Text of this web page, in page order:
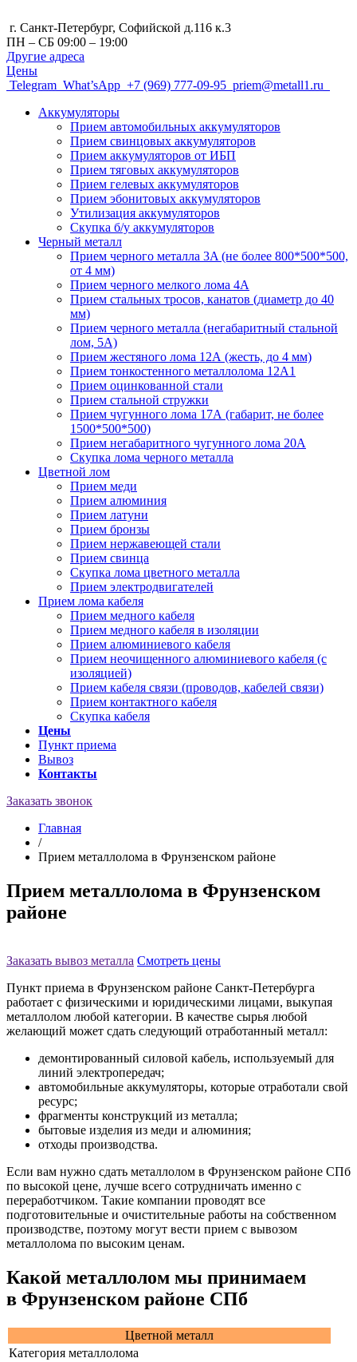
г. Санкт-Петербург, Cофийской д.116 к.3
ПН – СБ 09:00 – 19:00
Другие адреса
Цены
Telegram What’sApp +7 (969) 777-09-95 priem@metall1.ru
Аккумуляторы
Прием автомобильных аккумуляторов
Прием свинцовых аккумуляторов
Прием аккумуляторов от ИБП
Прием тяговых аккумуляторов
Прием гелевых аккумуляторов
Прием эбонитовых аккумуляторов
Утилизация аккумуляторов
Скупка б/у аккумуляторов
Черный металл
Прием черного металла 3A (не более 800*500*500,
от 4 мм)
Прием черного мелкого лома 4А
Прием стальных тросов, канатов (диаметр до 40
мм)
Прием черного металла (негабаритный стальной
лом, 5A)
Прием жестяного лома 12А (жесть, до 4 мм)
Прием тонкостенного металлолома 12А1
Прием оцинкованной стали
Прием стальной стружки
Прием чугунного лома 17А (габарит, не более
1500*500*500)
Прием негабаритного чугунного лома 20А
Скупка лома черного металла
Цветной лом
Прием меди
Прием алюминия
Прием латуни
Прием бронзы
Прием нержавеющей стали
Прием свинца
Скупка лома цветного металла
Прием электродвигателей
Прием лома кабеля
Прием медного кабеля
Прием медного кабеля в изоляции
Прием алюминиевого кабеля
Прием неочищенного алюминиевого кабеля (с
изоляцией)
Прием кабеля связи (проводов, кабелей связи)
Прием контактного кабеля
Скупка кабеля
Цены
Пункт приема
Вывоз
Контакты
Заказать звонок
Главная
/
Прием металлолома в Фрунзенском районе
Прием металлолома в Фрунзенском
районе
Заказать вывоз металла Смотреть цены
Пункт приема в Фрунзенском районе Санкт-Петербурга
работает с физическими и юридическими лицами, выкупая
металлолом любой категории. В качестве сырья любой
желающий может сдать следующий отработанный металл:
демонтированный силовой кабель, используемый для
линий электропередач;
автомобильные аккумуляторы, которые отработали свой
ресурс;
фрагменты конструкций из металла;
бытовые изделия из меди и алюминия;
отходы производства.
Если вам нужно сдать металлолом в Фрунзенском районе СПб
по высокой цене, лучше всего сотрудничать именно с
переработчиком. Такие компании проводят все
подготовительные и очистительные работы на собственном
производстве, поэтому могут вести прием с вывозом
металлолома по высоким ценам.
Какой металлолом мы принимаем
в Фрунзенском районе СПб
Цветной металл
Категория металлолома